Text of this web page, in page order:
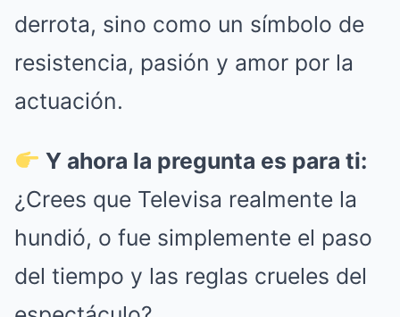
derrota, sino como un símbolo de
resistencia, pasión y amor por la
actuación.
Y ahora la pregunta es para ti:
¿Crees que Televisa realmente la
hundió, o fue simplemente el paso
del tiempo y las reglas crueles del